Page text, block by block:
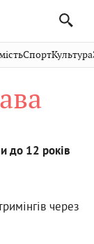
СловкоКультура
СпортКраєзнавство
СпортКультура
до 12 років
через